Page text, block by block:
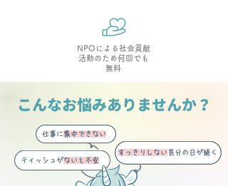
NPOによる社会貢献
活動のため何回でも
無料
こんなお悩みありませんか？
仕事に 集中できない
すっきりしない 気分の日が続く
ティッシュがないと不安